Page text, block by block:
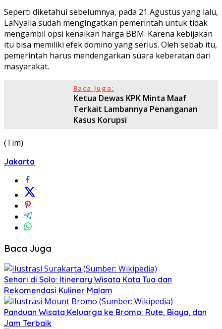
Seperti diketahui sebelumnya, pada 21 Agustus yang lalu,
LaNyalla sudah mengingatkan pemerintah untuk tidak
mengambil opsi kenaikan harga BBM. Karena kebijakan
itu bisa memiliki efek domino yang serius. Oleh sebab itu,
pemerintah harus mendengarkan suara keberatan dari
masyarakat.
Baca Juga:
Ketua Dewas KPK Minta Maaf
Terkait Lambannya Penanganan
Kasus Korupsi
(Tim)
Jakarta
Baca Juga
Sehari di Solo: Itinerary Wisata Kota Tua dan
Rekomendasi Kuliner Malam
Panduan Wisata Keluarga ke Bromo: Rute, Biaya, dan
Jam Terbaik